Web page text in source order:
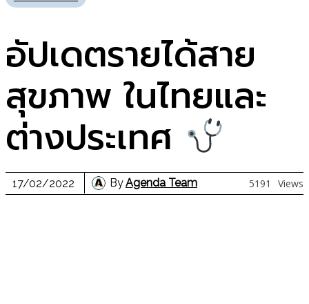
อัปเดตรายได้สาย
สุขภาพ ในไทยและ
ต่างประเทศ
17/02/2022 ByAgenda Team 5191 Views